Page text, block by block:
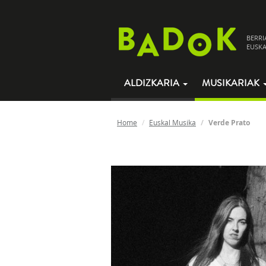
ALDIZKARIA MUSIKARIAK
Home Euskal Musika Verde Prato